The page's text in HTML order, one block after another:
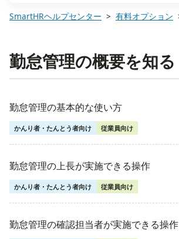
SmartHRヘルプセンター 有料オプション
勤怠管理の概要を知る
勤怠管理の基本的な使い方
かんり者・たんとう者向け 従業員向け
勤怠管理の上長が実施できる操作
かんり者・たんとう者向け 従業員向け
勤怠管理の確認担当者が実施できる操作